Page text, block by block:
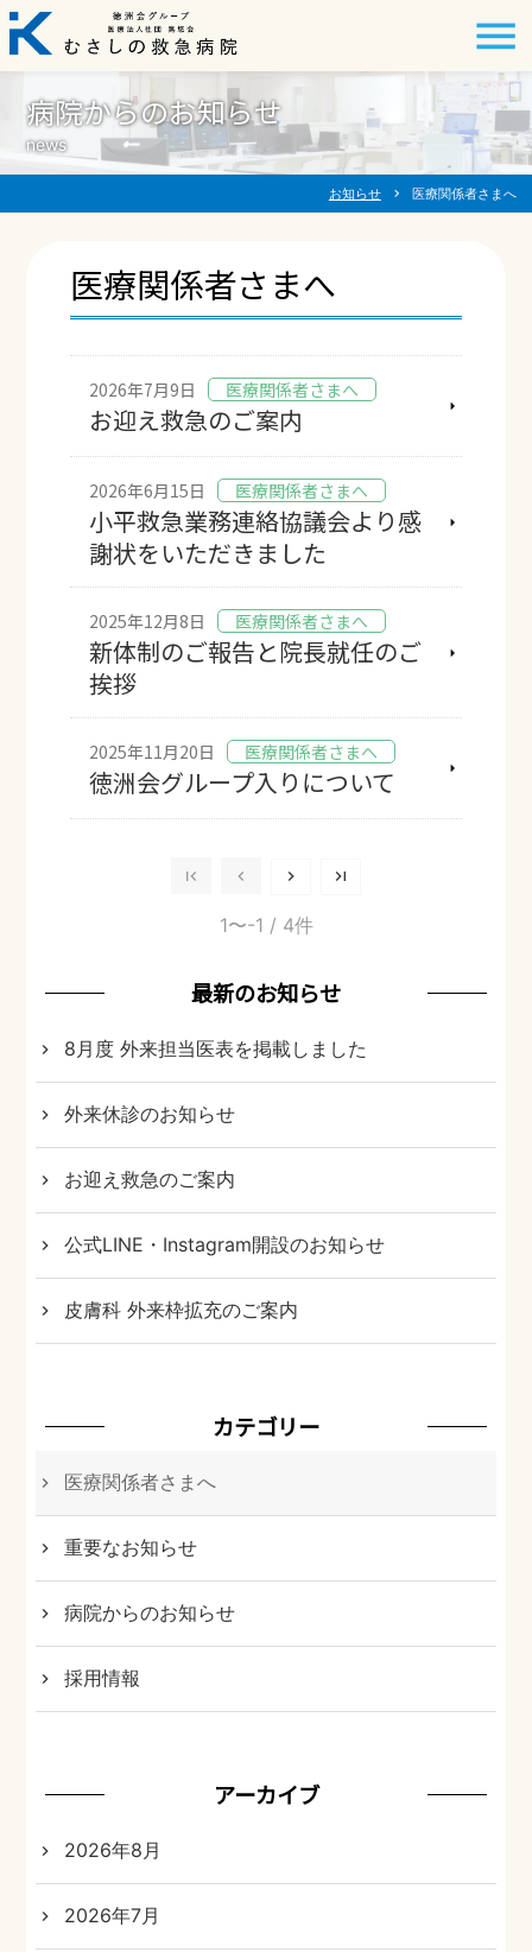
病院からのお知らせ
news
お知らせ chevron_right 医療関係者さまへ
医療関係者さまへ
お迎え救急のご案内
2026年7月9日 医療関係者さまへ
小平救急業務連絡協議会より感
謝状をいただきました
2026年6月15日 医療関係者さまへ
新体制のご報告と院長就任のご
挨拶
2025年12月8日 医療関係者さまへ
徳洲会グループ入りについて
2025年11月20日 医療関係者さまへ
1〜-1 / 4件
最新のお知らせ
8月度 外来担当医表を掲載しました
外来休診のお知らせ
お迎え救急のご案内
公式LINE・Instagram開設のお知らせ
皮膚科 外来枠拡充のご案内
カテゴリー
医療関係者さまへ
重要なお知らせ
病院からのお知らせ
採用情報
アーカイブ
2026年8月
2026年7月